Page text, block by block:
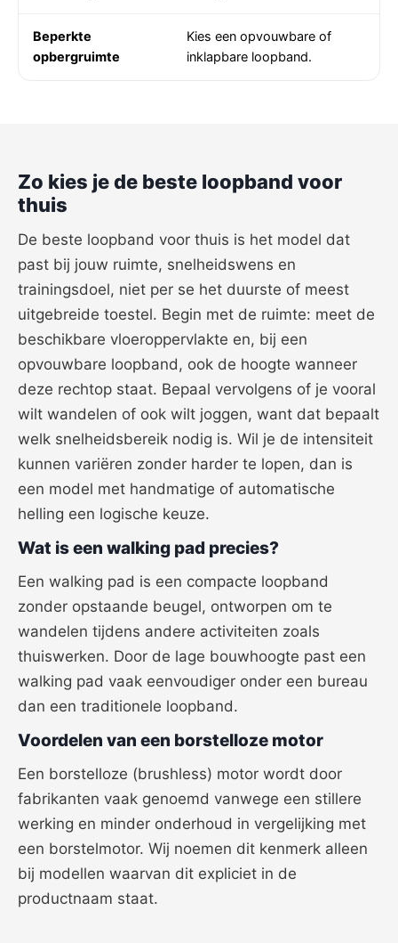
Beperkte
opbergruimte
Kies een opvouwbare of
inklapbare loopband.
Zo kies je de beste loopband voor
thuis
De beste loopband voor thuis is het model dat
past bij jouw ruimte, snelheidswens en
trainingsdoel, niet per se het duurste of meest
uitgebreide toestel. Begin met de ruimte: meet de
beschikbare vloeroppervlakte en, bij een
opvouwbare loopband, ook de hoogte wanneer
deze rechtop staat. Bepaal vervolgens of je vooral
wilt wandelen of ook wilt joggen, want dat bepaalt
welk snelheidsbereik nodig is. Wil je de intensiteit
kunnen variëren zonder harder te lopen, dan is
een model met handmatige of automatische
helling een logische keuze.
Wat is een walking pad precies?
Een walking pad is een compacte loopband
zonder opstaande beugel, ontworpen om te
wandelen tijdens andere activiteiten zoals
thuiswerken. Door de lage bouwhoogte past een
walking pad vaak eenvoudiger onder een bureau
dan een traditionele loopband.
Voordelen van een borstelloze motor
Een borstelloze (brushless) motor wordt door
fabrikanten vaak genoemd vanwege een stillere
werking en minder onderhoud in vergelijking met
een borstelmotor. Wij noemen dit kenmerk alleen
bij modellen waarvan dit expliciet in de
productnaam staat.